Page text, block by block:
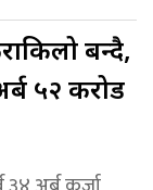
बन्दै,
५२ करोड